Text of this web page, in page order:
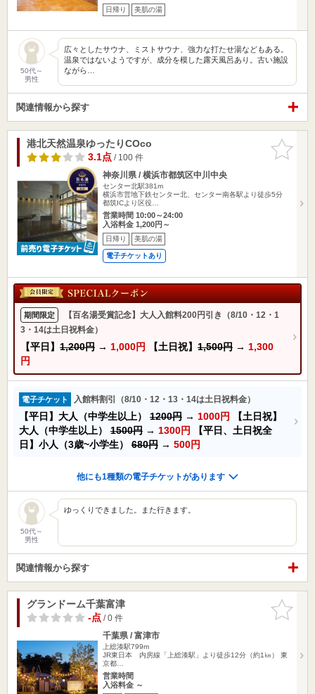
日帰り 美肌の湯
50代～
男性
広々としたサウナ、ミストサウナ、強力な打たせ湯などもある。
温泉ではないようですが、成分を模した露天風呂あり。古い施設
ながら…
関連情報から探す
お気に入
りに追加
港北天然温泉ゆったりCOco
3.1点/ 100 件
神奈川県 / 横浜市都筑区中川中央
センター北駅381m
横浜市営地下鉄センター北、センター南各駅より徒歩5分
都筑ICより区役…
営業時間 10:00～24:00
入浴料金 1,200円～
日帰り 美肌の湯
電子チケットあり
期間限定
【百名湯受賞記念】大人入館料200円引き（8/10・12・1
3・14は土日祝料金）
【平日】 1,200円 → 1,000円 【土日祝】 1,500円 → 1,300
円
電子チケット 入館料割引（8/10・12・13・14は土日祝料金）
【平日】大人（中学生以上） 1200円 → 1000円
【土日祝】
大人（中学生以上） 1500円 → 1300円
【平日、土日祝全
日】小人（3歳~小学生） 680円 → 500円
他にも1種類の電子チケットがあります
50代～
男性
ゆっくりできました。また行きます。
関連情報から探す
お気に入
りに追加
グランドーム千葉富津
-点/ 0 件
千葉県 / 富津市
上総湊駅799m
JR東日本 内房線「上総湊駅」より徒歩12分（約1㎞） 東
京都…
営業時間
入浴料金 ～